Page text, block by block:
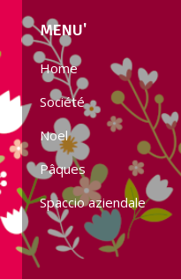
MENU'
Home
Société
Noel
Pâques
Spaccio aziendale